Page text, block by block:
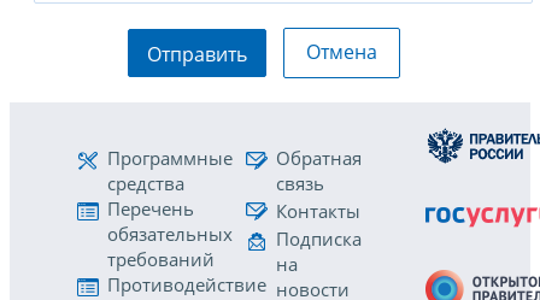
Отправить Отмена
Программные
средства
Перечень
обязательных
требований
Противодействие
Обратная
связь
Контакты
Подписка
на
новости